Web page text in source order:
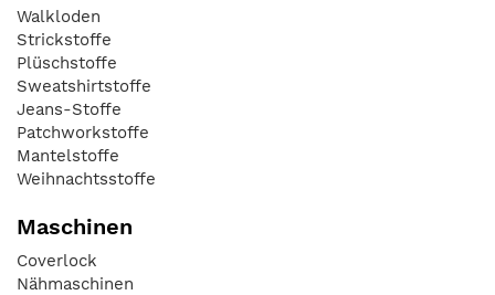
Walkloden
Strickstoffe
Plüschstoffe
Sweatshirtstoffe
Jeans-Stoffe
Patchworkstoffe
Mantelstoffe
Weihnachtsstoffe
Maschinen
Coverlock
Nähmaschinen